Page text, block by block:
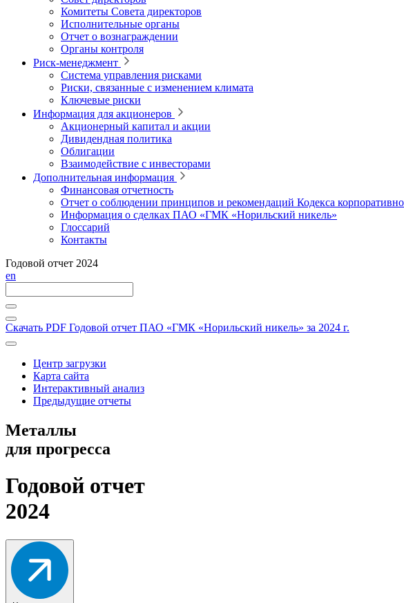
Комитеты Совета директоров
Исполнительные органы
Отчет о вознаграждении
Органы контроля
Риск-менеджмент
Система управления рисками
Риски, связанные с изменением климата
Ключевые риски
Информация для акционеров
Акционерный капитал и акции
Дивидендная политика
Облигации
Взаимодействие с инвесторами
Дополнительная информация
Финансовая отчетность
Отчет о соблюдении принципов и рекомендаций Кодекса
Информация о сделках ПАО «ГМК «Норильский никель»
Глоссарий
Контакты
Годовой отчет 2024
en
Скачать PDF Годовой отчет ПАО «ГМК «Норильский никель» за 2024 г.
Центр загрузки
Карта сайта
Интерактивный анализ
Предыдущие отчеты
Металлы
для прогресса
Годовой отчет
2024